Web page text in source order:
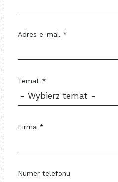
Adres e-mail *
Temat *
Firma *
Numer telefonu